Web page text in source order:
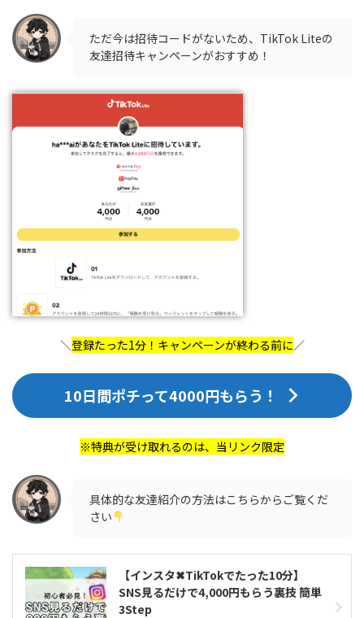
ただ今は招待コードがないため、TikTok Liteの
友達招待キャンペーンがおすすめ！
＼登録たった1分！キャンペーンが終わる前に／
10日間ポチって4000円もらう！
※特典が受け取れるのは、当リンク限定
具体的な友達紹介の方法はこちらからご覧くだ
さい
【インスタ✖︎TikTokでたった10分】
SNS見るだけで4,000円もらう裏技 簡単
3Step